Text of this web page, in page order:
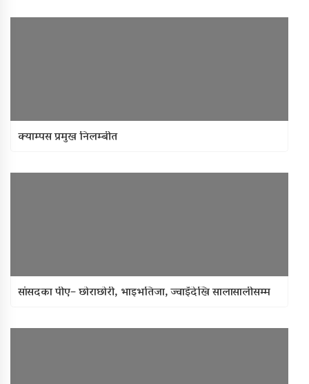
क्याम्पस प्रमुख निलम्बीत
सांसदका पीए– छोराछोरी, भाइभतिजा, ज्वाइँदेखि सालासालीसम्म